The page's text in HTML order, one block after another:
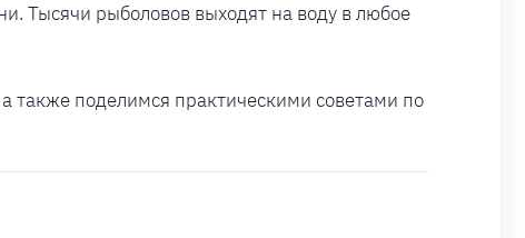
Тысячи рыболовов выходят на воду в любое
также поделимся практическими советами по